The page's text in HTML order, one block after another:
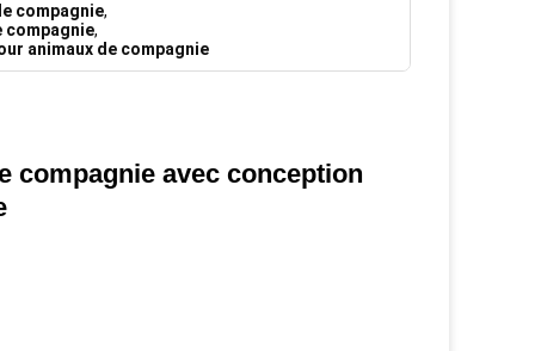
compagnie,
compagnie,
animaux de compagnie
compagnie avec conception